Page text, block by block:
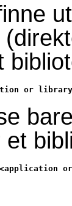
or
et
or